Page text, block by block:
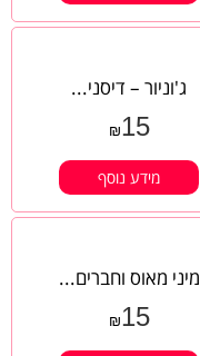
ג'וניור – דיסני...
₪15
מידע נוסף
מיני מאוס וחברים...
₪15